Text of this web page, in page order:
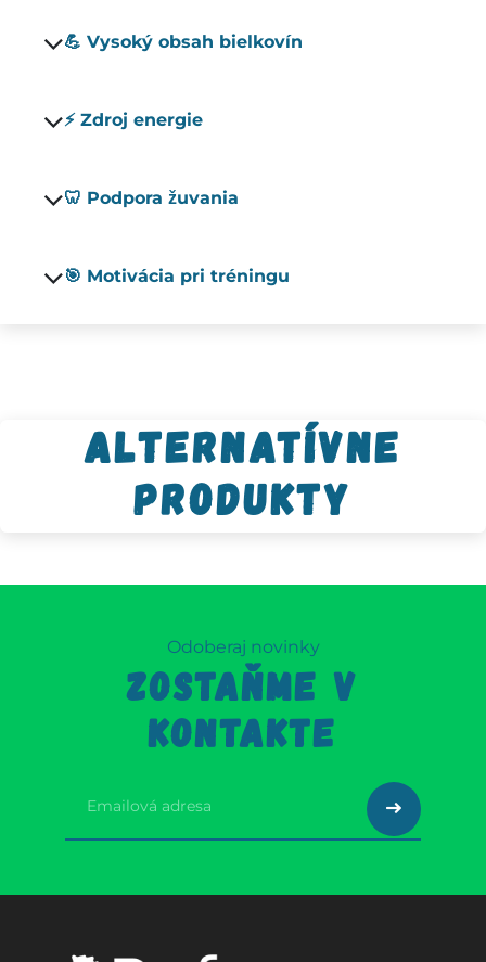
💪 Vysoký obsah bielkovín
⚡ Zdroj energie
🦷 Podpora žuvania
🎯 Motivácia pri tréningu
Alternatívne
produkty
Odoberaj novinky
ZOSTAŇME V
KONTAKTE